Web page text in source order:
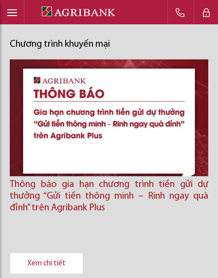
Chương trình khuyến mại
Thông báo gia hạn chương trình tiền gửi dự
thưởng “Gửi tiền thông minh – Rinh ngay quà
đỉnh” trên Agribank Plus
Xem chi tiết